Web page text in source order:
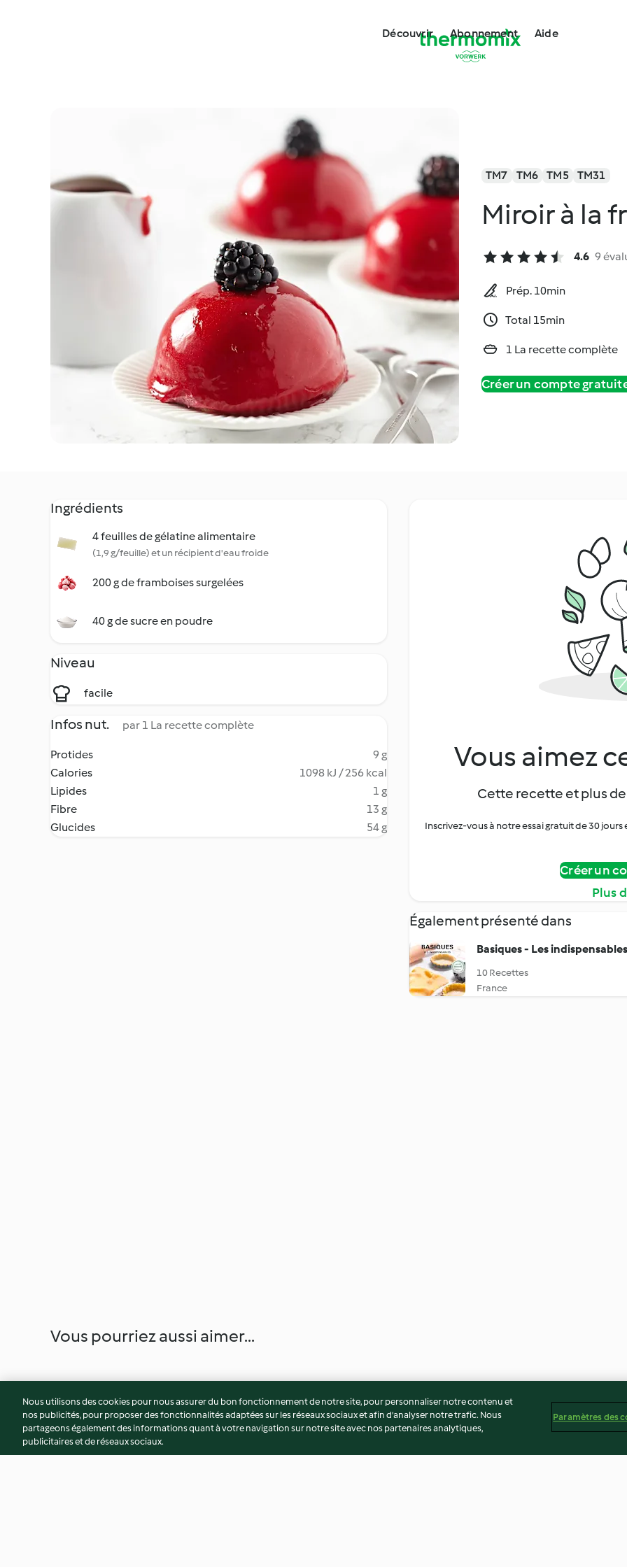
Découvrir Abonnement Aide
TM7 TM6 TM5 TM31
Miroir à la
4.6 9
Prép. 10min
Total 15min
1 La recette complète
Créer un compte
Ingrédients
4 feuilles de gélatine alimentaire
(1,9 g/feuille) et un récipient d'eau froide
200 g de framboises surgelées
40 g de sucre en poudre
Niveau
facile
Infos nut. par 1 La recette complète
Protides
9 g
Calories
1098 kJ / 256 kcal
Lipides
1 g
Fibre
13 g
Glucides
54 g
Vous aimez
Cette recette et plus
Inscrivez-vous à notre essai gratuit de 30
Créer un
Plus
Également présenté dans
Basiques - Les indispensables
10 Recettes
France
Vous pourriez aussi aimer...
Nous utilisons des cookies pour nous assurer du bon fonctionnement de notre site, pour personnaliser notre contenu et
nos publicités, pour proposer des fonctionnalités adaptées sur les réseaux sociaux et afin d’analyser notre trafic. Nous
partageons également des informations quant à votre navigation sur notre site avec nos partenaires analytiques,
publicitaires et de réseaux sociaux.
Paramètres des